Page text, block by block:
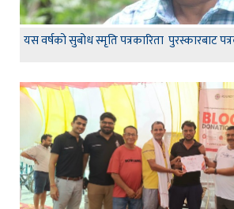
यस वर्षको सुबोध स्मृति पत्रकारिता पुरस्कारबाट